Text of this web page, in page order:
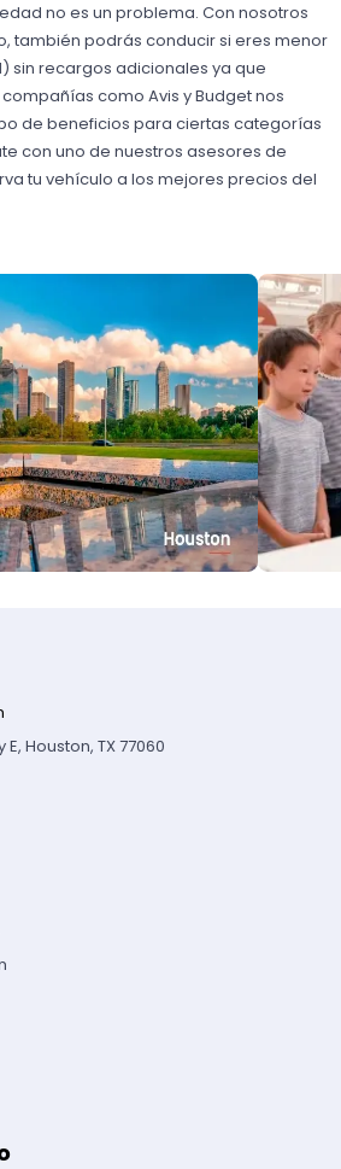
no es un problema. Con nosotros
también podrás conducir si eres menor
sin recargos adicionales ya que
como Avis y Budget nos
de beneficios para ciertas categorías
con uno de nuestros asesores de
tu vehículo a los mejores precios del
Houston, TX 77060